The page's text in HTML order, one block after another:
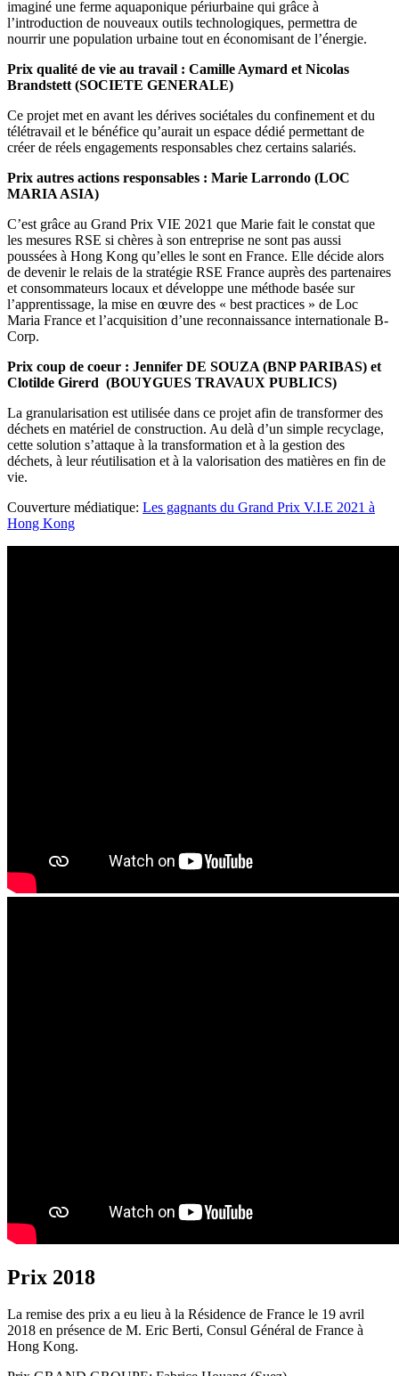
imaginé une ferme aquaponique périurbaine qui grâce à
l’introduction de nouveaux outils technologiques, permettra de
nourrir une population urbaine tout en économisant de l’énergie.
Prix qualité de vie au travail : Camille Aymard et Nicolas
Brandstett (SOCIETE GENERALE)
Ce projet met en avant les dérives sociétales du confinement et du
télétravail et le bénéfice qu’aurait un espace dédié permettant de
créer de réels engagements responsables chez certains salariés.
Prix autres actions responsables : Marie Larrondo (LOC
MARIA ASIA)
C’est grâce au Grand Prix VIE 2021 que Marie fait le constat que
les mesures RSE si chères à son entreprise ne sont pas aussi
poussées à Hong Kong qu’elles le sont en France. Elle décide alors
de devenir le relais de la stratégie RSE France auprès des partenaires
et consommateurs locaux et développe une méthode basée sur
l’apprentissage, la mise en œuvre des « best practices » de Loc
Maria France et l’acquisition d’une reconnaissance internationale B-
Corp.
Prix coup de coeur : Jennifer DE SOUZA (BNP PARIBAS) et
Clotilde Girerd (BOUYGUES TRAVAUX PUBLICS)
La granularisation est utilisée dans ce projet afin de transformer des
déchets en matériel de construction. Au delà d’un simple recyclage,
cette solution s’attaque à la transformation et à la gestion des
déchets, à leur réutilisation et à la valorisation des matières en fin de
vie.
Couverture médiatique: Les gagnants du Grand Prix V.I.E 2021 à
Hong Kong
Prix 2018
La remise des prix a eu lieu à la Résidence de France le 19 avril
2018 en présence de M. Eric Berti, Consul Général de France à
Hong Kong.